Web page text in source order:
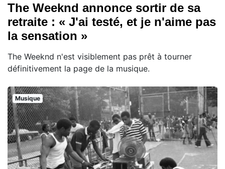
The Weeknd annonce sortir de sa
retraite : « J'ai testé, et je n'aime pas
la sensation »
The Weeknd n'est visiblement pas prêt à tourner
définitivement la page de la musique.
Musique